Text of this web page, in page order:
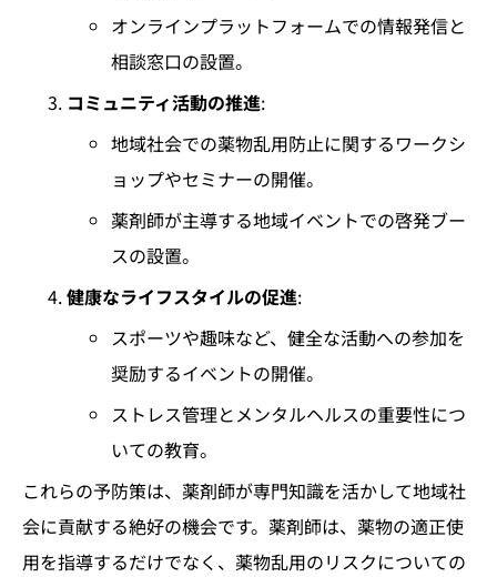
オンラインプラットフォームでの情報発信と
相談窓口の設置。
コミュニティ活動の推進:
地域社会での薬物乱用防止に関するワークシ
ョップやセミナーの開催。
薬剤師が主導する地域イベントでの啓発ブー
スの設置。
健康なライフスタイルの促進:
スポーツや趣味など、健全な活動への参加を
奨励するイベントの開催。
ストレス管理とメンタルヘルスの重要性につ
いての教育。
これらの予防策は、薬剤師が専門知識を活かして地域社
会に貢献する絶好の機会です。薬剤師は、薬物の適正使
用を指導するだけでなく、薬物乱用のリスクについての